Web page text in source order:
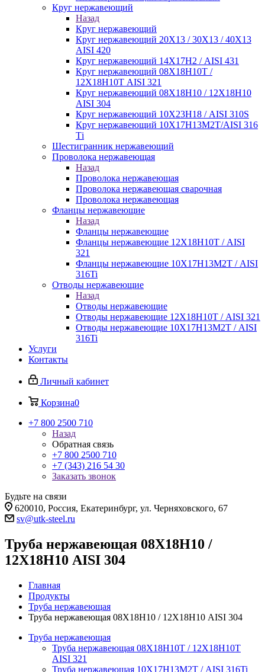
Круг нержавеющий
Назад
Круг нержавеющий
Круг нержавеющий 20Х13 / 30Х13 / 40Х13
AISI 420
Круг нержавеющий 14Х17Н2 / AISI 431
Круг нержавеющий 08Х18Н10Т /
12Х18Н10Т AISI 321
Круг нержавеющий 08Х18Н10 / 12Х18Н10
AISI 304
Круг нержавеющий 10Х23Н18 / AISI 310S
Круг нержавеющий 10Х17Н13М2Т/AISI 316
Тi
Шестигранник нержавеющий
Проволока нержавеющая
Назад
Проволока нержавеющая
Проволока нержавеющая сварочная
Проволока нержавеющая
Фланцы нержавеющие
Назад
Фланцы нержавеющие
Фланцы нержавеющие 12Х18Н10Т / AISI
321
Фланцы нержавеющие 10Х17Н13М2Т / AISI
316Ti
Отводы нержавеющие
Назад
Отводы нержавеющие
Отводы нержавеющие 12Х18Н10Т / AISI 321
Отводы нержавеющие 10Х17Н13М2Т / AISI
316Ti
Услуги
Контакты
Личный кабинет
Корзина0
+7 800 2500 710
Назад
Обратная связь
+7 800 2500 710
+7 (343) 216 54 30
Заказать звонок
Будьте на связи
620010, Россия, Екатеринбург, ул. Черняховского, 67
sv@utk-steel.ru
Труба нержавеющая 08Х18Н10 /
12Х18Н10 AISI 304
Главная
Продукты
Труба нержавеющая
Труба нержавеющая 08Х18Н10 / 12Х18Н10 AISI 304
Труба нержавеющая
Труба нержавеющая 08Х18Н10Т / 12Х18Н10Т
AISI 321
Труба нержавеющая 10Х17Н13М2Т / AISI 316Ti